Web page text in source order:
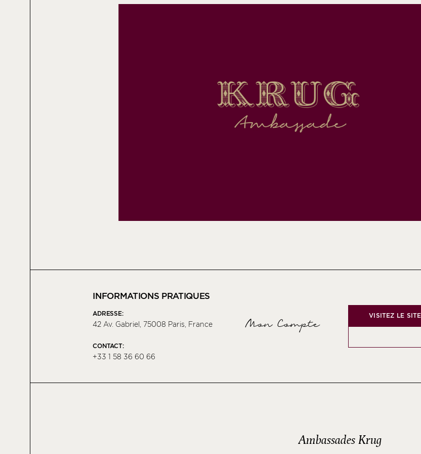
INFORMATIONS PRATIQUES
ADRESSE:
42 Av. Gabriel, 75008 Paris, France
CONTACT:
+33 1 58 36 60 66
Mon Compte
VISITEZ LE
Ambassades Krug